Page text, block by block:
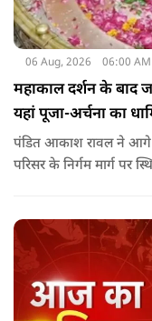
06 Aug, 2026 06:00 AM
महाकाल दर्शन के बाद
यहां पूजा-अर्चना का
पंडित आकाश रावल ने आगे
परिसर के निर्गम मार्ग पर